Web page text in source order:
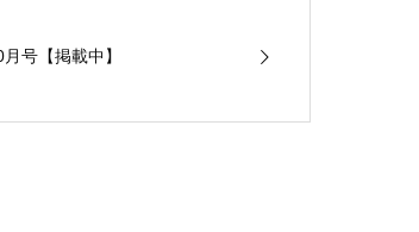
号【掲載中】